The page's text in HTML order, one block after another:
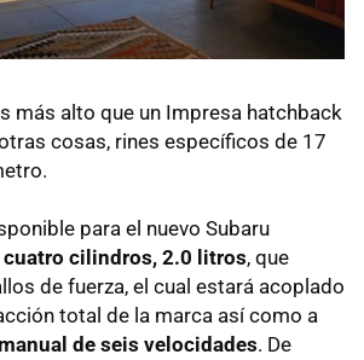
más alto que un Impresa hatchback
cosas, rines específicos de 17
para el nuevo Subaru
cuatro cilindros, 2.0 litros, que
de fuerza, el cual estará acoplado
total de la marca así como a
de seis velocidades. De